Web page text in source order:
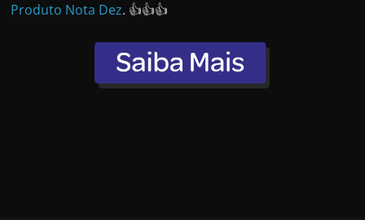
Produto Nota Dez. 👍👍👍